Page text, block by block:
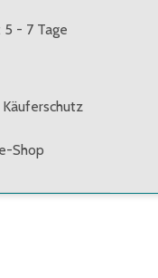
- 7 Tage
Shop